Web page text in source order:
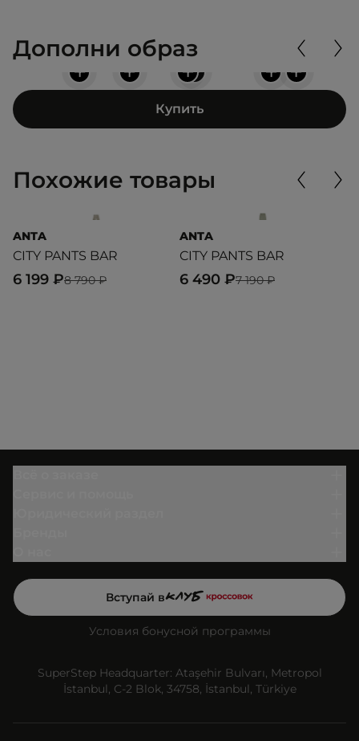
Дополни образ
+
+
+ + + +
Купить
Похожие товары
ANTA
CITY PANTS BAR
8 790 ₽
6 199 ₽
ANTA
CITY PANTS BAR
7 190 ₽
6 490 ₽
Вступай в
Условия бонусной программы
SuperStep Headquarter: Ataşehir Bulvarı, Metropol
İstanbul, C-2 Blok, 34758, İstanbul, Türkiye